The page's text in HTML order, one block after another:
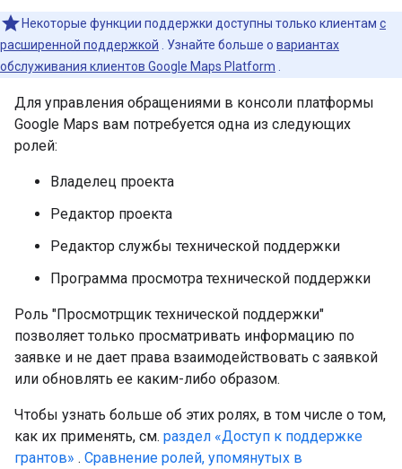
Некоторые функции поддержки доступны только клиентам с
расширенной поддержкой . Узнайте больше о вариантах
обслуживания клиентов Google Maps Platform
Для управления обращениями в консоли платформы
Google Maps вам потребуется одна из следующих
ролей:
Владелец проекта
Редактор проекта
Редактор службы технической поддержки
Программа просмотра технической поддержки
Роль "Просмотрщик технической поддержки"
позволяет только просматривать информацию по
заявке и не дает права взаимодействовать с заявкой
или обновлять ее каким-либо образом.
Чтобы узнать больше об этих ролях, в том числе о том,
как их применять, см. раздел «Доступ к поддержке
грантов» . Сравнение ролей, упомянутых в